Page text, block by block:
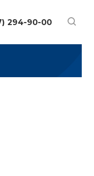
294-90-00